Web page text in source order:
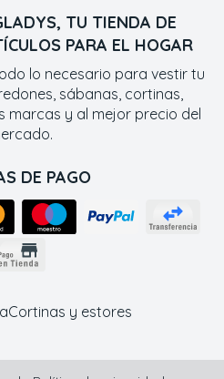
TU TIENDA DE
PARA EL HOGAR
lo necesario para vestir tu
sábanas, cortinas,
marcas y al mejor precio del
DE PAGO
Cortinas y estores